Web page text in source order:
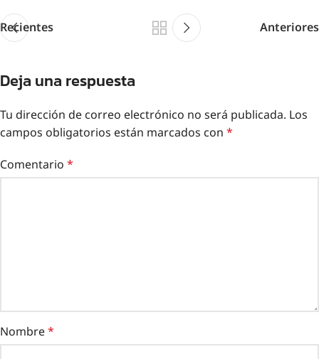
Recientes Anteriores
Deja una respuesta
Tu dirección de correo electrónico no será publicada. Los
campos obligatorios están marcados con *
Comentario *
Nombre*